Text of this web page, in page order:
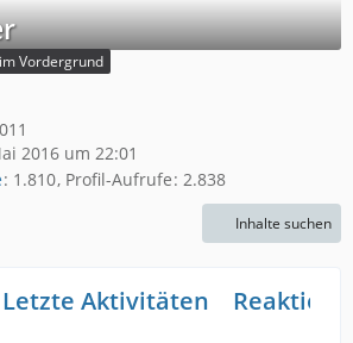
Vordergrund
2016 um 22:01
1.810 Profil-Aufrufe 2.838
Inhalte suchen
Letzte Aktivitäten